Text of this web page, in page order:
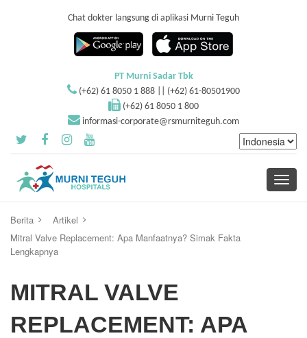
Chat dokter langsung di aplikasi Murni Teguh
PT Murni Sadar Tbk
(+62) 61 8050 1 888 || (+62) 61-80501900
(+62) 61 8050 1 800
informasi-corporate@rsmurniteguh.com
Toggle
Berita
Artikel
Mitral Valve Replacement: Apa Manfaatnya? Simak Fakta
Lengkapnya
MITRAL VALVE
REPLACEMENT: APA